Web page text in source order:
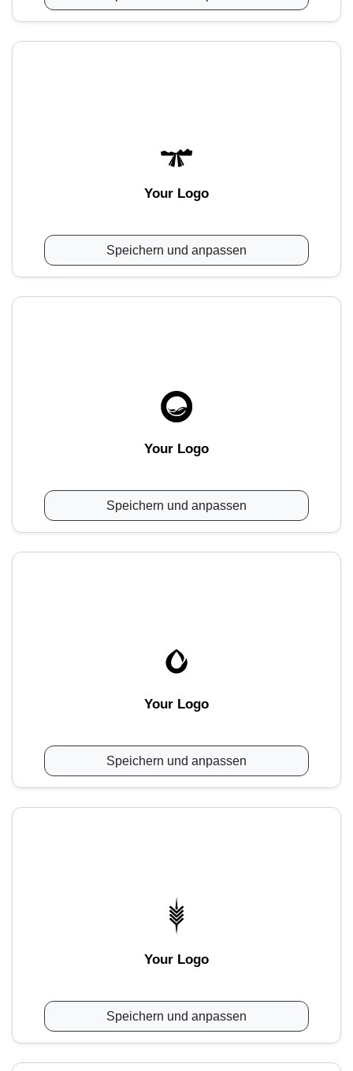
Your Logo
Speichern und anpassen
Your Logo
Speichern und anpassen
Your Logo
Speichern und anpassen
Your Logo
Speichern und anpassen